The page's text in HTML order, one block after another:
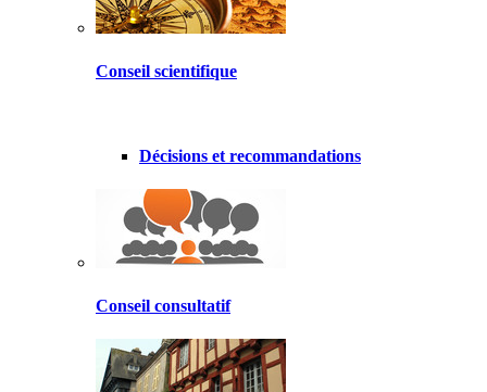
Conseil scientifique
Décisions et recommandations
Conseil consultatif